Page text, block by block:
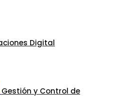
Digital
Gestión y Control de